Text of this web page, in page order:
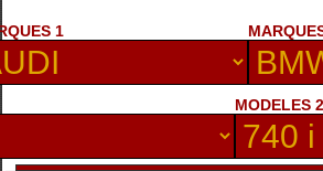
1
MODELES 2